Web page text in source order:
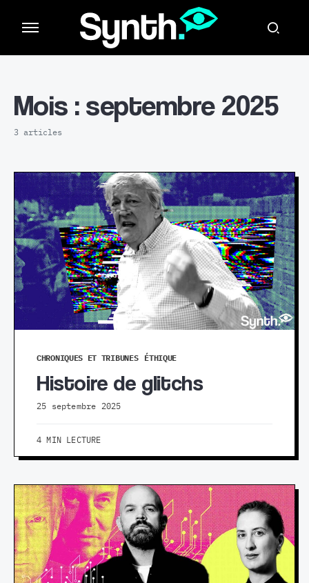
Mois :septembre 2025
3 articles
CHRONIQUES ET TRIBUNES ÉTHIQUE
Histoire de glitchs
25 septembre 2025
4 MIN LECTURE